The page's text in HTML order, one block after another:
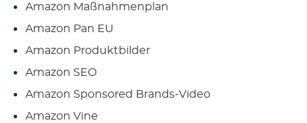
Amazon Maßnahmenplan
Amazon Pan EU
Amazon Produktbilder
Amazon SEO
Amazon Sponsored Brands-Video
Amazon Vine